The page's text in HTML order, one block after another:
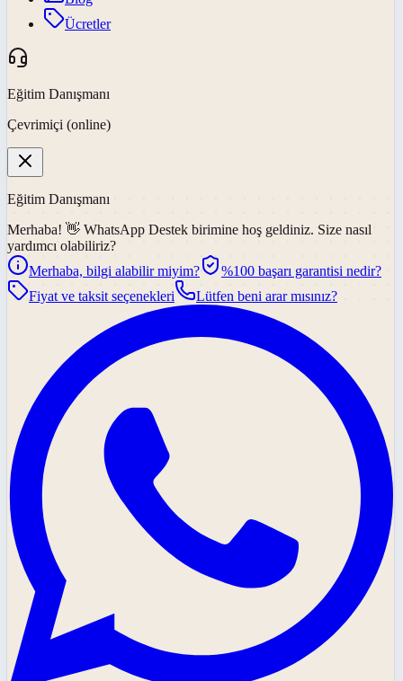
Ücretler
Eğitim Danışmanı
Çevrimiçi (online)
Eğitim Danışmanı
Merhaba! 👋 WhatsApp Destek birimine hoş geldiniz. Size nasıl
yardımcı olabiliriz?
Merhaba, bilgi alabilir miyim?
%100 başarı garantisi nedir?
Fiyat ve taksit seçenekleri
Lütfen beni arar mısınız?